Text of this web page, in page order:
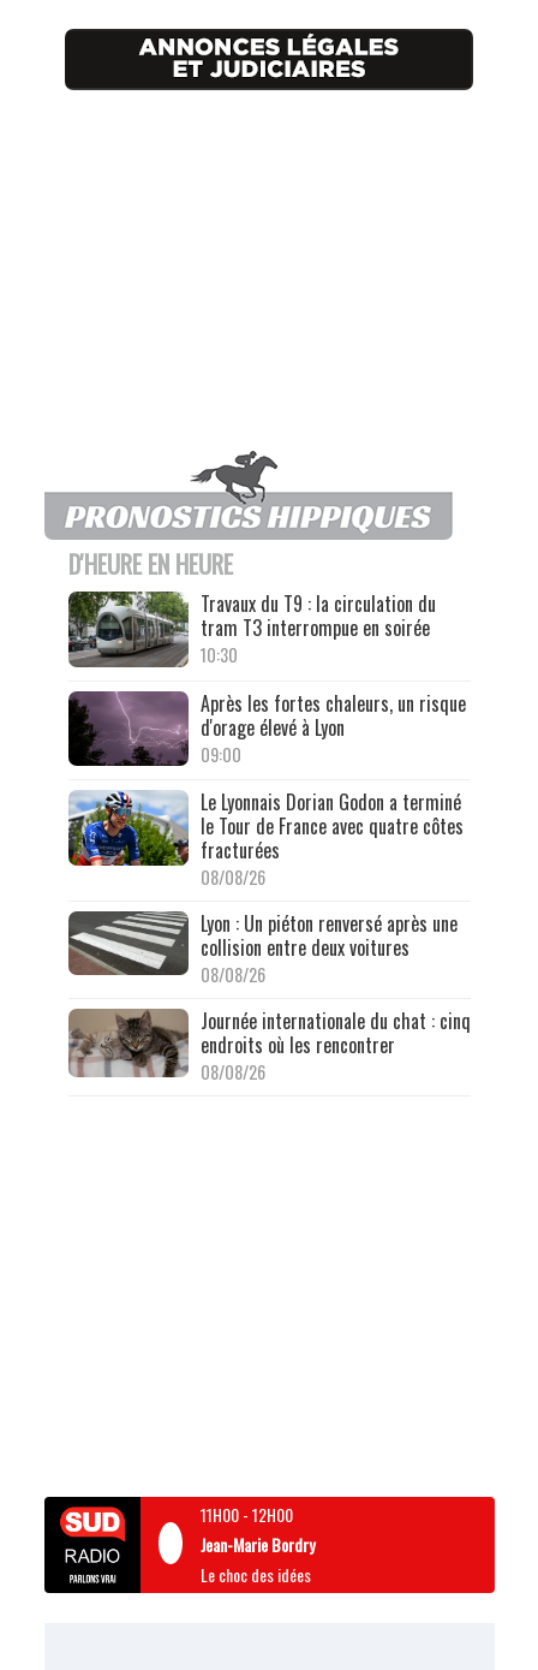
D'HEURE EN HEURE
Travaux du T9 : la circulation du
tram T3 interrompue en soirée
10:30
Après les fortes chaleurs, un risque
d'orage élevé à Lyon
09:00
Le Lyonnais Dorian Godon a terminé
le Tour de France avec quatre côtes
fracturées
08/08/26
Lyon : Un piéton renversé après une
collision entre deux voitures
08/08/26
Journée internationale du chat : cinq
endroits où les rencontrer
08/08/26
11H00-12H00
Jean-Marie Bordry
Le choc des idées